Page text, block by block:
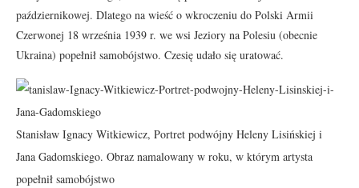
październikowej. Dlatego na wieść o wkroczeniu do Polski Armii
Czerwonej 18 września 1939 r. we wsi Jeziory na Polesiu (obecnie
Ukraina) popełnił samobójstwo. Czesię udało się uratować.
Stanisław Ignacy Witkiewicz, Portret podwójny Heleny Lisińskiej i
Jana Gadomskiego. Obraz namalowany w roku, w którym artysta
popełnił samobójstwo